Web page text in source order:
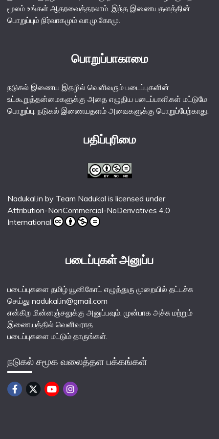
மூலம் உங்கள் ஆதரவைத்தரலாம். இந்த இணையதளத்தின்
பொறுப்பும் நிர்வாகமும் வா.மு.கோமு.
பொறுப்பாகாமை
நடுகல் இணைய இதழில் வெளிவரும் படைப்புகளின்
உட்கூறுத்தன்மைகளுக்கு அதை எழுதிய படைப்பாளிகள் மட்டுமே
பொறுப்பு. நடுகல் இணையதளம் அவைகளுக்கு பொறுப்பேற்காது.
பதிப்புரிமை
Nadukal.in by Team Nadukal is licensed under
Attribution-NonCommercial-NoDerivatives 4.0
International
படைப்புகள் அனுப்ப
படைப்புகளை தமிழ் யூனிகோட் எழுத்துரு முறையில் தட்டச்சு
செய்து nadukal.in@gmail.com
என்கிற மின்னஞ்சலுக்கு அனுப்பவும். முன்பாக அச்சு மற்றும்
இணையத்தில் வெளிவராத
படைப்புகளை மட்டும் தாருங்கள்.
நடுகல் சமூக வலைத்தள பக்கங்கள்